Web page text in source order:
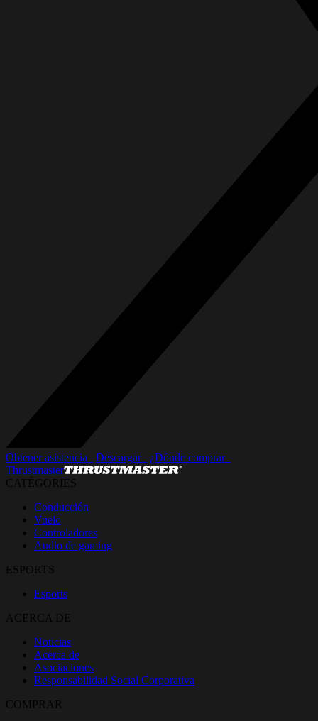
Obtener asistencia_ Descargar_
¿Dónde comprar_
Thrustmaster
CATÉGORIES
Conducción
Vuelo
Controladores
Audio de gaming
ESPORTS
Esports
ACERCA DE
Noticias
Acerca de
Asociaciones
Responsabilidad Social Corporativa
COMPRAR